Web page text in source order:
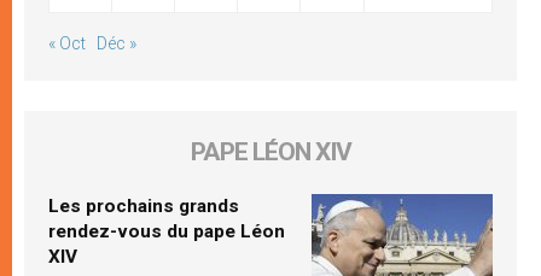
« Oct Déc »
PAPE LÉON XIV
Les prochains grands
rendez-vous du pape Léon
XIV